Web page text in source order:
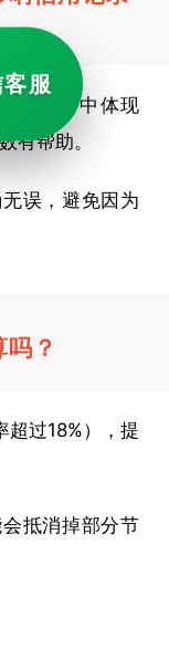
信报告中体现
有帮助。
误，避免因为
？
超过18%），提
抵消掉部分节
服